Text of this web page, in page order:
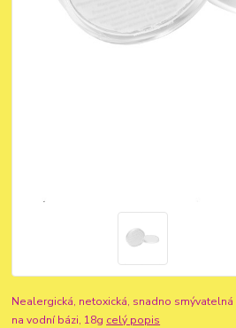
Nealergická, netoxická, snadno
na vodní bázi, 18g celý popis